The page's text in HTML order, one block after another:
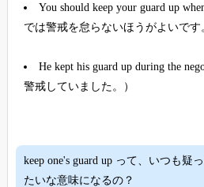
You should keep your guard up
では警戒を怠らないほうがよいです
He kept his guard up during the
警戒していました。）
keep one's guard up って、いつも疑
たいな意味になるの？